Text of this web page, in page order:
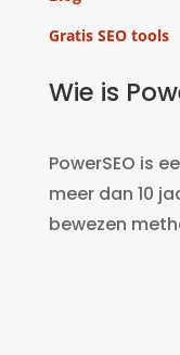
Gratis SEO tools
Wie is
PowerSEO is
meer dan 10
bewezen